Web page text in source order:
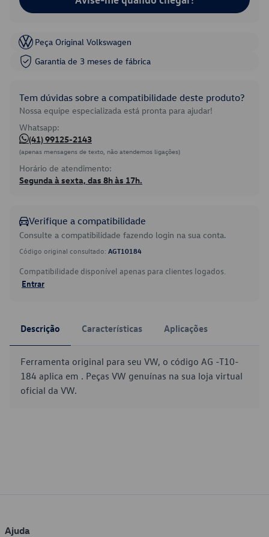
Peça Original Volkswagen
Garantia de 3 meses de fábrica
Tem dúvidas sobre a compatibilidade deste produto?
Nossa equipe especializada está pronta para ajudar!
Whatsapp:
(41) 99125-2143
(apenas mensagens de texto, não atendemos ligações)
Horário de atendimento:
Segunda à sexta, das 8h às 17h.
Verifique a compatibilidade
Consulte a compatibilidade fazendo login na sua conta.
Código original consultado: AGT10184
Compatibilidade disponível apenas para clientes logados.
Entrar
Descrição Características Aplicações
Ferramenta original para seu VW, o código AG -T10-
184 aplica em . Peças VW genuínas na sua loja virtual
oficial da VW.
Ajuda